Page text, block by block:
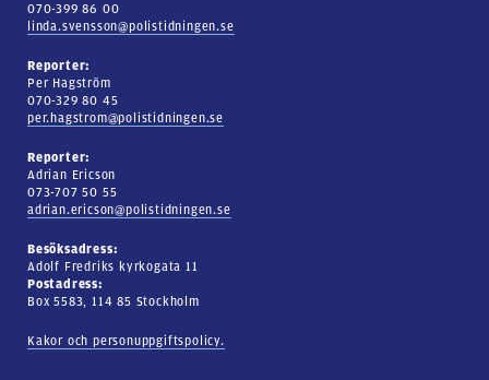
070-399 86 00
linda.svensson@polistidningen.se
Reporter:
Per Hagström
070-329 80 45
per.hagstrom@polistidningen.se
Reporter:
Adrian Ericson
073-707 50 55
adrian.ericson@polistidningen.se
Besöksadress:
Adolf Fredriks kyrkogata 11
Postadress:
Box 5583, 114 85 Stockholm
Kakor och personuppgiftspolicy.